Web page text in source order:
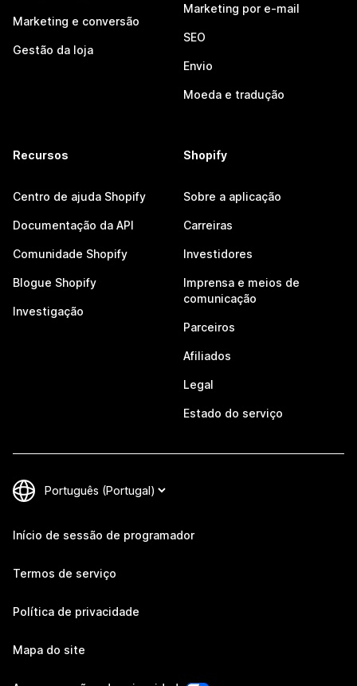
Marketing e conversão
Gestão da loja
Marketing por e-mail
SEO
Envio
Moeda e tradução
Recursos
Centro de ajuda Shopify
Documentação da API
Comunidade Shopify
Blogue Shopify
Investigação
Shopify
Sobre a aplicação
Carreiras
Investidores
Imprensa e meios de
comunicação
Parceiros
Afiliados
Legal
Estado do serviço
Início de sessão de programador
Termos de serviço
Política de privacidade
Mapa do site